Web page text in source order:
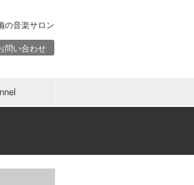
の音楽サロン
問い合わせ